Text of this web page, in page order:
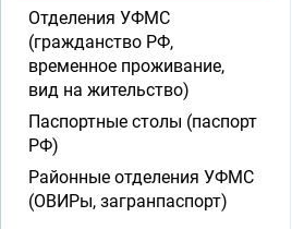
Отделения УФМС
(гражданство РФ,
временное проживание,
вид на жительство)
Паспортные столы (паспорт
РФ)
Районные отделения УФМС
(ОВИРы, загранпаспорт)